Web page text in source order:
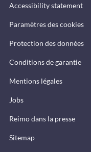
Accessibility statement
Paramètres des cookies
Protection des données
Conditions de garantie
Mentions légales
Jobs
Reimo dans la presse
Sitemap